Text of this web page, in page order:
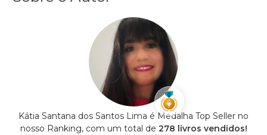
Kátia Santana dos Santos Lima é Medalha Top Seller no
nosso Ranking, com um total de 278 livros vendidos!